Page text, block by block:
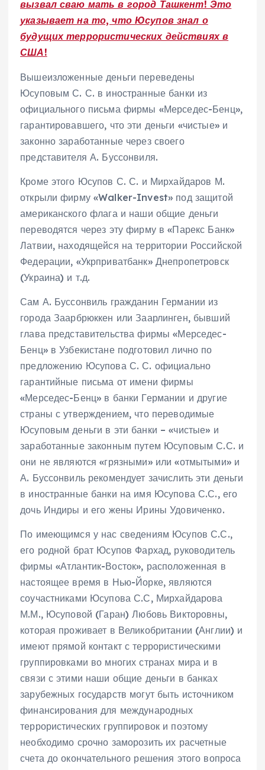
вызвал сваю мать в город Ташкент! Это
указывает на то, что Юсупов знал о
будущих террористических действиях в
США!
Вышеизложенные деньги переведены
Юсуповым С. С. в иностранные банки из
официального письма фирмы «Мерседес-Бенц»,
гарантировавшего, что эти деньги «чистые» и
законно заработанные через своего
представителя А. Буссонвиля.
Кроме этого Юсупов С. С. и Мирхайдаров М.
открыли фирму «Walker-Invest» под защитой
американского флага и наши общие деньги
переводятся через эту фирму в «Парекс Банк»
Латвии, находящейся на территории Российской
Федерации, «Укрприватбанк» Днепропетровск
(Украина) и т.д.
Сам А. Буссонвиль гражданин Германии из
города Заарбрюккен или Заарлинген, бывший
глава представительства фирмы «Мерседес-
Бенц» в Узбекистане подготовил лично по
предложению Юсупова С. С. официально
гарантийные письма от имени фирмы
«Мерседес-Бенц» в банки Германии и другие
страны с утверждением, что переводимые
Юсуповым деньги в эти банки – «чистые» и
заработанные законным путем Юсуповым С.С. и
они не являются «грязными» или «отмытыми» и
А. Буссонвиль рекомендует зачислить эти деньги
в иностранные банки на имя Юсупова С.С., его
дочь Индиры и его жены Ирины Удовиченко.
По имеющимся у нас сведениям Юсупов С.С.,
его родной брат Юсупов Фархад, руководитель
фирмы «Атлантик-Восток», расположенная в
настоящее время в Нью-Йорке, являются
соучастниками Юсупова С.С, Мирхайдарова
М.М., Юсуповой (Гаран) Любовь Викторовны,
которая проживает в Великобритании (Англии) и
имеют прямой контакт с террористическими
группировками во многих странах мира и в
связи с этими наши общие деньги в банках
зарубежных государств могут быть источником
финансирования для международных
террористических группировок и поэтому
необходимо срочно заморозить их расчетные
счета до окончательного решения этого вопроса